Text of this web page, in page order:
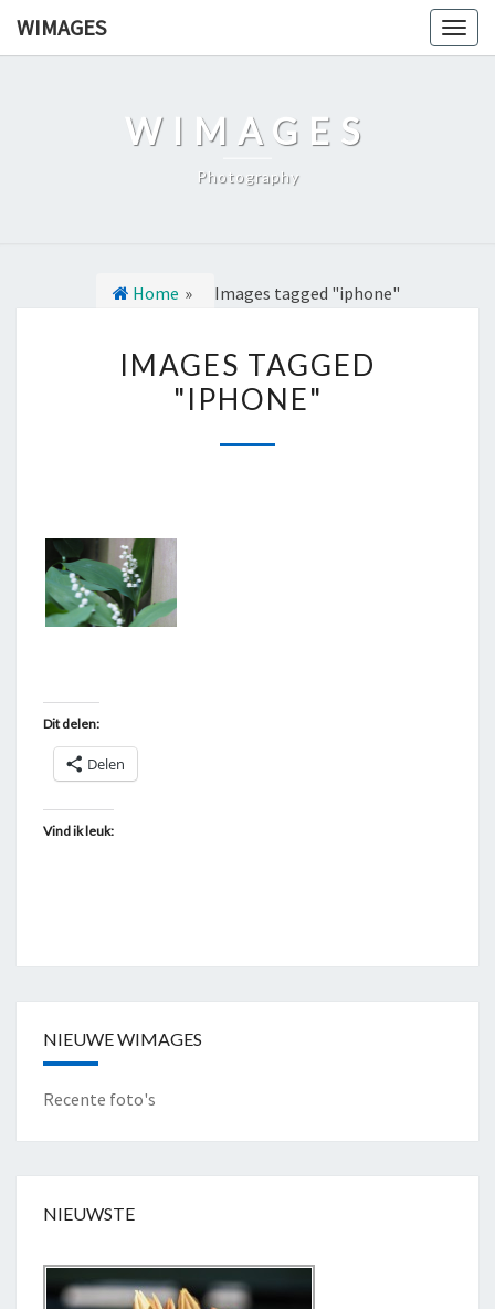
GaWIMAGES
WIMAGES
Photography
Home » Images tagged "iphone"
M
A
IMAGES TAGGED
"IPHONE"
Dit delen:
Delen
Vind ik leuk:
NIEUWE WIMAGES
Recente foto's
NIEUWSTE